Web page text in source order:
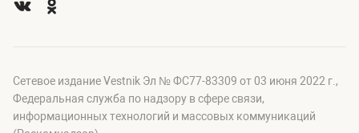
Сетевое издание Vestnik Эл № ФС77-83309 от 03 июня 2022 г.,
Федеральная служба по надзору в сфере связи,
информационных технологий и массовых коммуникаций